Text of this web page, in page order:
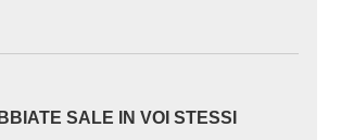
SALE IN VOI STESSI